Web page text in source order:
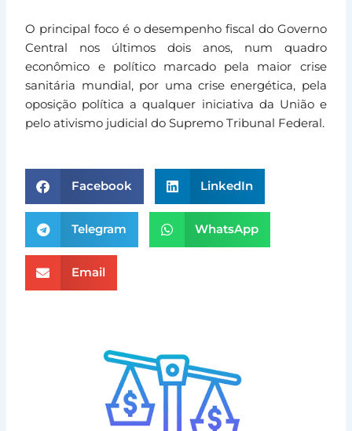
O principal foco é o desempenho fiscal do Governo
Central nos últimos dois anos, num quadro
econômico e político marcado pela maior crise
sanitária mundial, por uma crise energética, pela
oposição política a qualquer iniciativa da União e
pelo ativismo judicial do Supremo Tribunal Federal.
Facebook LinkedIn
Telegram WhatsApp
Email